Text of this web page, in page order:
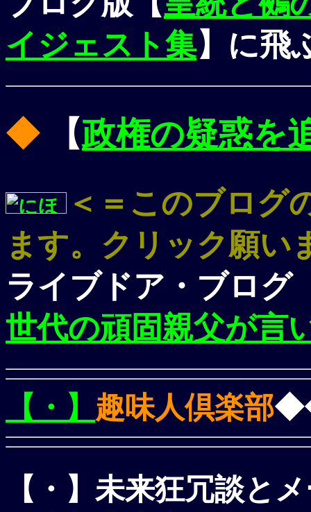
イジェスト集】に飛
◆ 【政権の疑惑を
＜＝このブログ
ます。クリック願い
ライブドア・ブログ
世代の頑固親父が言
【・】 趣味人倶楽部
【・】未来狂冗談と